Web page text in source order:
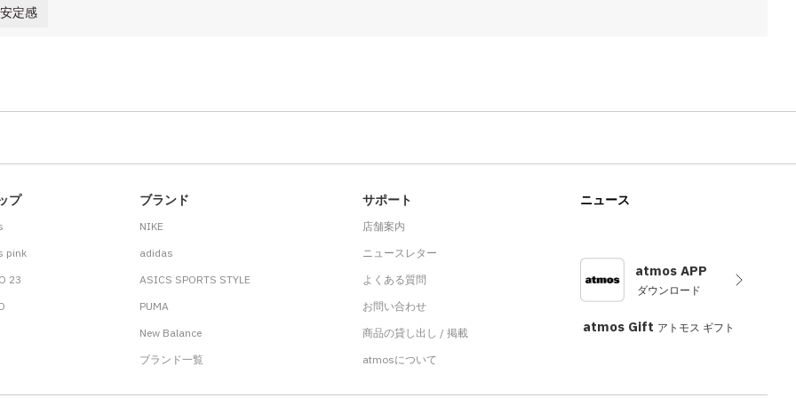
定感
プ
pink
23
ブランド
NIKE
adidas
ASICS SPORTS STYLE
PUMA
New Balance
ブランド一覧
サポート
店舗案内
ニュースレター
よくある質問
お問い合わせ
商品の貸し出し / 掲載
atmosについて
ニュース
atmos APP
ダウンロード
atmos Gift アトモス ギフト